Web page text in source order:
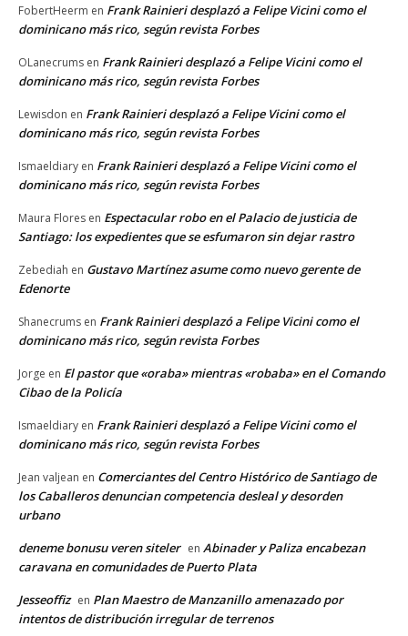
FobertHeerm en Frank Rainieri desplazó a Felipe Vicini como el
dominicano más rico, según revista Forbes
OLanecrums en Frank Rainieri desplazó a Felipe Vicini como el
dominicano más rico, según revista Forbes
Lewisdon en Frank Rainieri desplazó a Felipe Vicini como el
dominicano más rico, según revista Forbes
Ismaeldiary en Frank Rainieri desplazó a Felipe Vicini como el
dominicano más rico, según revista Forbes
Maura Flores en Espectacular robo en el Palacio de justicia de
Santiago: los expedientes que se esfumaron sin dejar rastro
Zebediah en Gustavo Martínez asume como nuevo gerente de
Edenorte
Shanecrums en Frank Rainieri desplazó a Felipe Vicini como el
dominicano más rico, según revista Forbes
Jorge en El pastor que «oraba» mientras «robaba» en el Comando
Cibao de la Policía
Ismaeldiary en Frank Rainieri desplazó a Felipe Vicini como el
dominicano más rico, según revista Forbes
Jean valjean en Comerciantes del Centro Histórico de Santiago de
los Caballeros denuncian competencia desleal y desorden
urbano
deneme bonusu veren siteler en Abinader y Paliza encabezan
caravana en comunidades de Puerto Plata
Jesseoffiz en Plan Maestro de Manzanillo amenazado por
intentos de distribución irregular de terrenos